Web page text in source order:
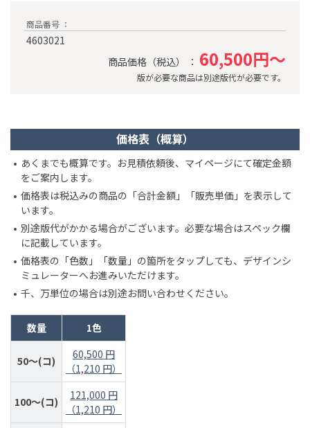
商品番号 ：
4603021
商品価格（税込） ： 60,500円～
版が必要な商品は別途版代が必要です。
価格表（概算）
あくまでも概算です。お見積依頼後、マイページにて確定金額
をご案内します。
価格表は税込みの商品の「合計金額」「販売単価」を表示して
います。
別途版代がかかる場合がございます。必要な場合はスペック欄
に記載しています。
価格表の「色数」「数量」の箇所をタップしても、デザインシ
ミュレーターへお進みいただけます。
千、万単位の場合は別途お問い合わせください。
数量 1色
50～(コ)
60,500 円
（1,210 円）
100～(コ)
121,000 円
（1,210 円）